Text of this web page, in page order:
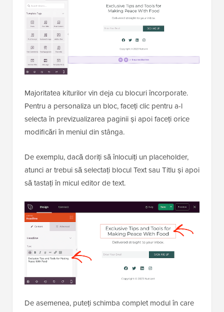
Majoritatea kiturilor vin deja cu blocuri încorporate.
Pentru a personaliza un bloc, faceți clic pentru a-l
selecta în previzualizarea paginii și apoi faceți orice
modificări în meniul din stânga.
De exemplu, dacă doriți să înlocuiți un placeholder,
atunci ar trebui să selectați blocul Text sau Titlu și apoi
să tastați în micul editor de text.
De asemenea, puteți schimba complet modul în care